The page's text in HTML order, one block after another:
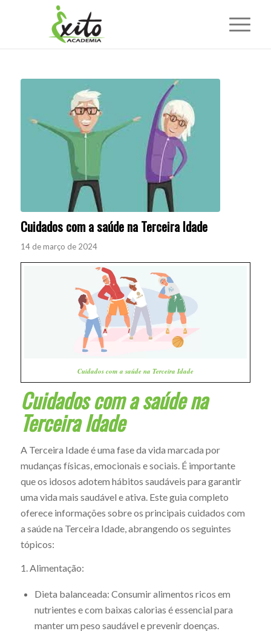
Cuidados com a saúde na Terceira Idade
14 de março de 2024
Cuidados com a saúde na Terceira Idade
Cuidados com a saúde na
Terceira Idade
A Terceira Idade é uma fase da vida marcada por
mudanças físicas, emocionais e sociais. É importante
que os idosos adotem hábitos saudáveis para garantir
uma vida mais saudável e ativa. Este guia completo
oferece informações sobre os principais cuidados com
a saúde na Terceira Idade, abrangendo os seguintes
tópicos:
1. Alimentação:
Dieta balanceada: Consumir alimentos ricos em
nutrientes e com baixas calorias é essencial para
manter um peso saudável e prevenir doenças.